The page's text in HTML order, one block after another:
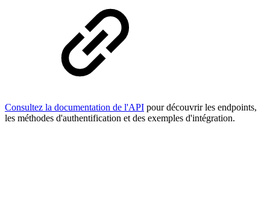
Consultez la documentation de l'API pour découvrir les endpoints,
les méthodes d'authentification et des exemples d'intégration.